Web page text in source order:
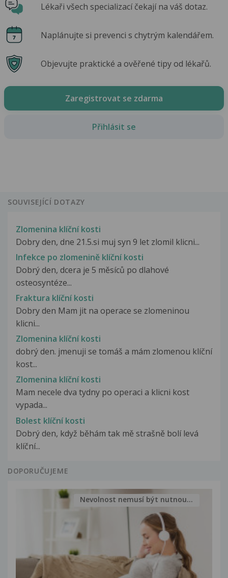
Lékaři všech specializací čekají na váš dotaz.
Naplánujte si prevenci s chytrým kalendářem.
Objevujte praktické a ověřené tipy od lékařů.
Zaregistrovat se zdarma
Přihlásit se
SOUVISEJÍCÍ DOTAZY
Zlomenina klíční kosti
Dobry den, dne 21.5.si muj syn 9 let zlomil klicni...
Infekce po zlomenině klíční kosti
Dobrý den, dcera je 5 měsíců po dlahové
osteosyntéze...
Fraktura klíční kosti
Dobry den Mam jit na operace se zlomeninou
klicni...
Zlomenina klíční kosti
dobrý den. jmenuji se tomáš a mám zlomenou klíční
kost...
Zlomenina klíční kosti
Mam necele dva tydny po operaci a klicni kost
vypada...
Bolest klíční kosti
Dobrý den, když běhám tak mě strašně bolí levá
klíční...
DOPORUČUJEME
Nevolnost nemusí být nutnou...